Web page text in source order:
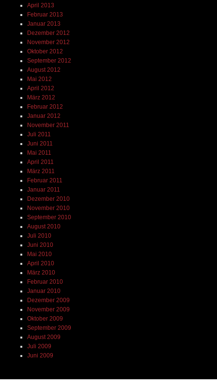
April 2013
Februar 2013
Januar 2013
Dezember 2012
November 2012
Oktober 2012
September 2012
August 2012
Mai 2012
April 2012
März 2012
Februar 2012
Januar 2012
November 2011
Juli 2011
Juni 2011
Mai 2011
April 2011
März 2011
Februar 2011
Januar 2011
Dezember 2010
November 2010
September 2010
August 2010
Juli 2010
Juni 2010
Mai 2010
April 2010
März 2010
Februar 2010
Januar 2010
Dezember 2009
November 2009
Oktober 2009
September 2009
August 2009
Juli 2009
Juni 2009